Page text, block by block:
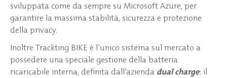
sviluppata come da sempre su Microsoft Azure, per
garantire la massima stabilità, sicurezza e protezione
della privacy.
Inoltre Trackting BIKE è l’unico sistema sul mercato a
possedere una speciale gestione della batteria
ricaricabile interna, definita dall’azienda dual charge: il